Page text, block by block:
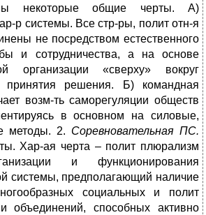
некоторые общие черты. А)
р системы. Все стр-ры, полит отн-я
не посредством естественного
и сотрудничества, а на основе
организации «сверху» вокруг
принятия решения. Б) командная
возм-ть саморегуляции обществ
в основном на силовые,
методы. 2. Соревновательная ПС.
Хар-ая черта – полит плюрализм
и функционирования
системы, предполагающий наличие
социальных и полит
объединений, способных активно